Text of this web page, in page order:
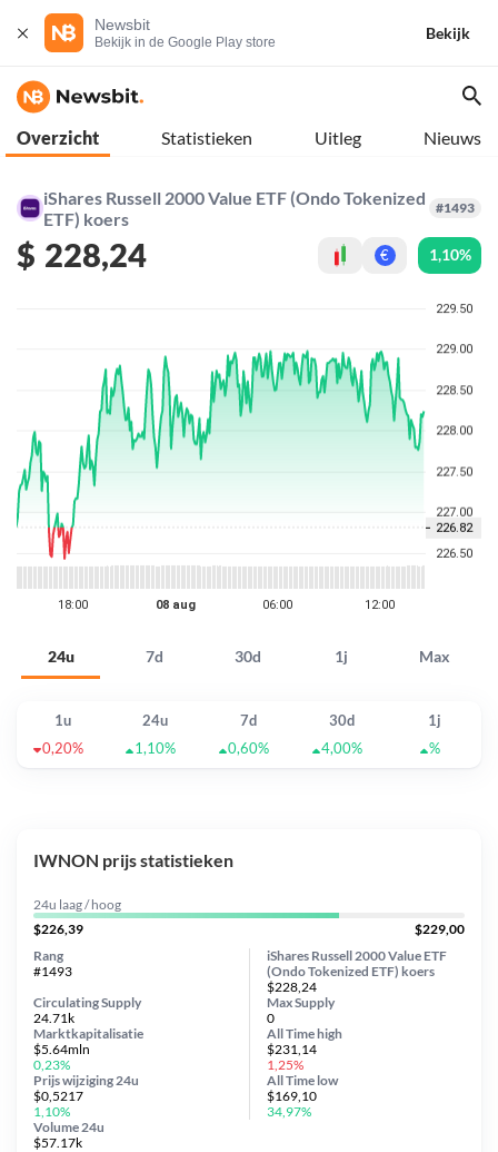
Newsbit
Bekijk in de Google Play store
Bekijk
Overzicht Statistieken Uitleg Nieuws
iShares Russell 2000 Value ETF (Ondo Tokenized
ETF) koers
#1493
$ 228,24 € 1,10%
24u 7d 30d 1j Max
1u 24u 7d 30d
1j
0,20%
1,10% 0,60% 4,00% %
IWNON prijs statistieken
24u laag / hoog
$226,39
$229,00
iShares Russell 2000 Value ETF
(Ondo Tokenized ETF) koers
$228,24
Circulating Supply
24.71k
Prijs wijziging 24u
$0,5217
1,10%
Max Supply
0
Marktkapitalisatie
$5.64mln
0,23%
Volume 24u
$57.17k
Rang
#1493
All Timehigh
$231,14
1,25%
All Time low
$169,10
34,97%